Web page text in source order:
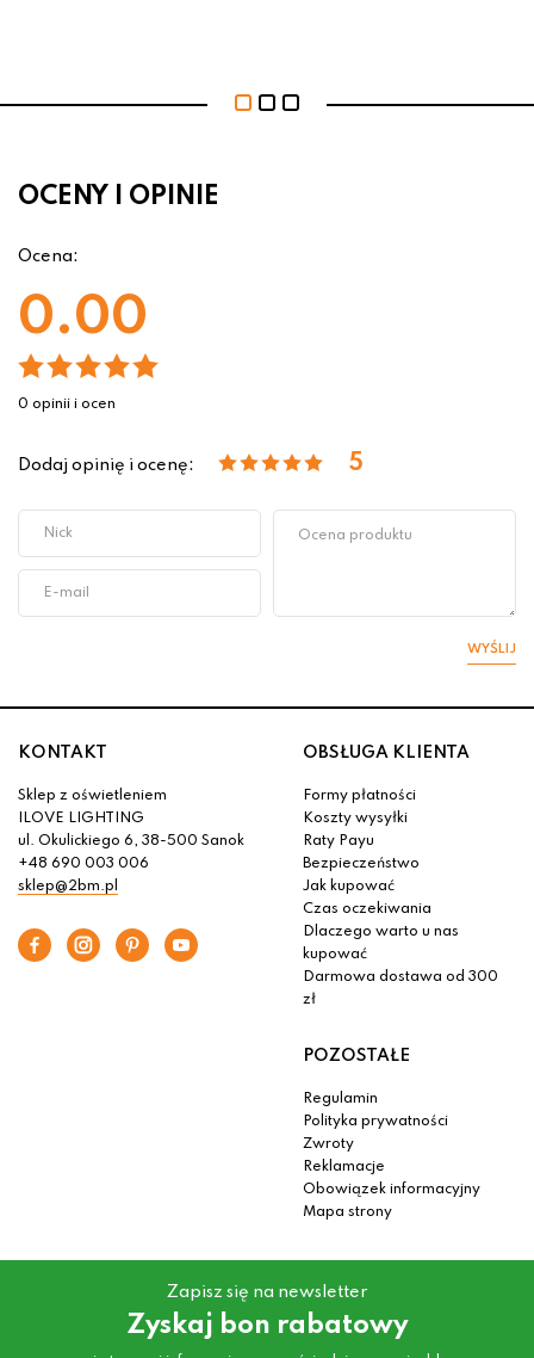
OCENY I OPINIE
Ocena:
0.00
0 opinii i ocen
Dodaj opinię i ocenę: 5
WYŚLIJ
KONTAKT
Sklep z oświetleniem
ILOVE LIGHTING
ul. Okulickiego 6, 38-500 Sanok
+48 690 003 006
sklep@2bm.pl
OBSŁUGA KLIENTA
Formy płatności
Koszty wysyłki
Raty Payu
Bezpieczeństwo
Jak kupować
Czas oczekiwania
Dlaczego warto u nas
kupować
Darmowa dostawa od 300
zł
POZOSTAŁE
Regulamin
Polityka prywatności
Zwroty
Reklamacje
Obowiązek informacyjny
Mapa strony
Zapisz się na newsletter
Zyskaj bon rabatowy